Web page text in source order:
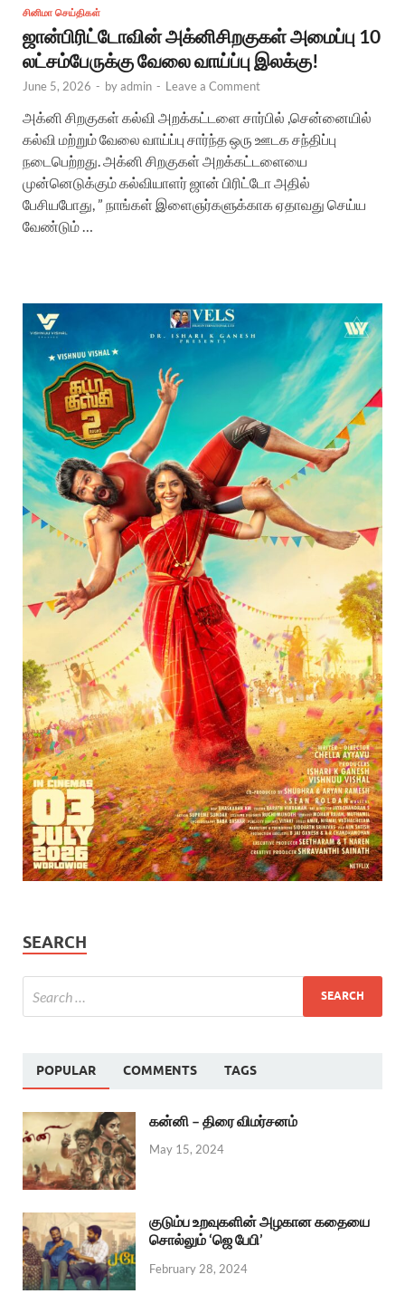
சினிமா செய்திகள்
ஜான்பிரிட்டோவின் அக்னிசிறகுகள் அமைப்பு 10
லட்சம்பேருக்கு வேலை வாய்ப்பு இலக்கு!
June 5, 2026 - byadmin - Leave a Comment
அக்னி சிறகுகள் கல்வி அறக்கட்டளை சார்பில் ,சென்னையில்
கல்வி மற்றும் வேலை வாய்ப்பு சார்ந்த ஒரு ஊடக சந்திப்பு
நடைபெற்றது. அக்னி சிறகுகள் அறக்கட்டளையை
முன்னெடுக்கும் கல்வியாளர் ஜான் பிரிட்டோ அதில்
பேசியபோது, ” நாங்கள் இளைஞர்களுக்காக ஏதாவது செய்ய
வேண்டும் …
SEARCH
POPULAR COMMENTS TAGS
கன்னி – திரை விமர்சனம்
May 15, 2024
குடும்ப உறவுகளின் அழகான கதையை
சொல்லும் ‘ஜெ பேபி’
February 28, 2024